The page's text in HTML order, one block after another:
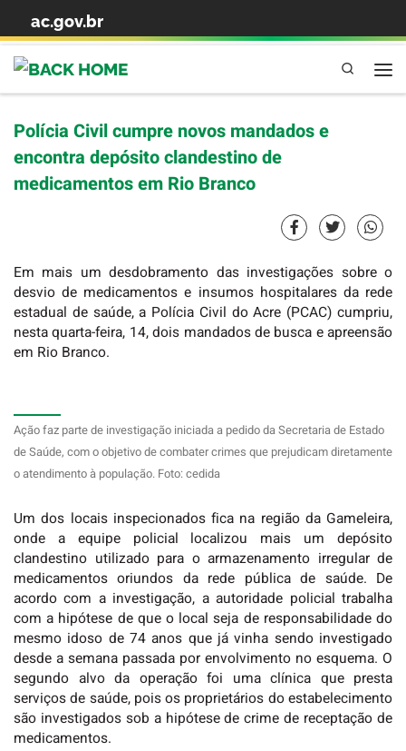
Skip to content
ac.gov.br
Pesquisa
Polícia Civil cumpre novos mandados e
encontra depósito clandestino de
medicamentos em Rio Branco
Em mais um desdobramento das investigações sobre o
desvio de medicamentos e insumos hospitalares da rede
estadual de saúde, a Polícia Civil do Acre (PCAC) cumpriu,
nesta quarta-feira, 14, dois mandados de busca e apreensão
em Rio Branco.
Ação faz parte de investigação iniciada a pedido da Secretaria de Estado
de Saúde, com o objetivo de combater crimes que prejudicam diretamente
o atendimento à população. Foto: cedida
Um dos locais inspecionados fica na região da Gameleira,
onde a equipe policial localizou mais um depósito
clandestino utilizado para o armazenamento irregular de
medicamentos oriundos da rede pública de saúde. De
acordo com a investigação, a autoridade policial trabalha
com a hipótese de que o local seja de responsabilidade do
mesmo idoso de 74 anos que já vinha sendo investigado
desde a semana passada por envolvimento no esquema. O
segundo alvo da operação foi uma clínica que presta
serviços de saúde, pois os proprietários do estabelecimento
são investigados sob a hipótese de crime de receptação de
medicamentos.